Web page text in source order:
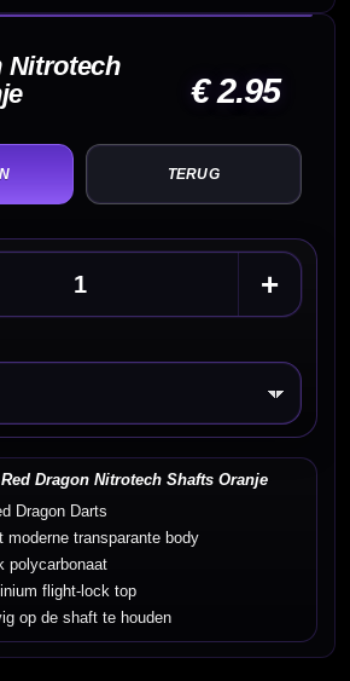
Nitrotech
€ 2.95
TERUG
+
Dragon Nitrotech Shafts Oranje
Dragon Darts
moderne transparante body
polycarbonaat
flight-lock top
op de shaft te houden